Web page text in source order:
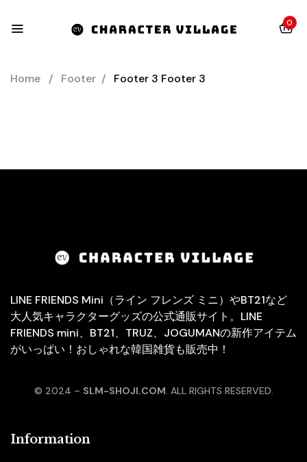
0
Home / Footer / Footer 3 Footer 3
LINE FRIENDS Mini（ライン フレンズ ミニ）やBT21など
大人気キャラクターグッズの公式通販サイト。LINE
FRIENDS mini、BT21、TRUZ、JOGUMANの新作アイテム
がいっぱい！おしゃれな韓国雑貨も販売中！
© 2024 – SLM-SHOJI.COM. ALL RIGHTS RESERVED.
Information